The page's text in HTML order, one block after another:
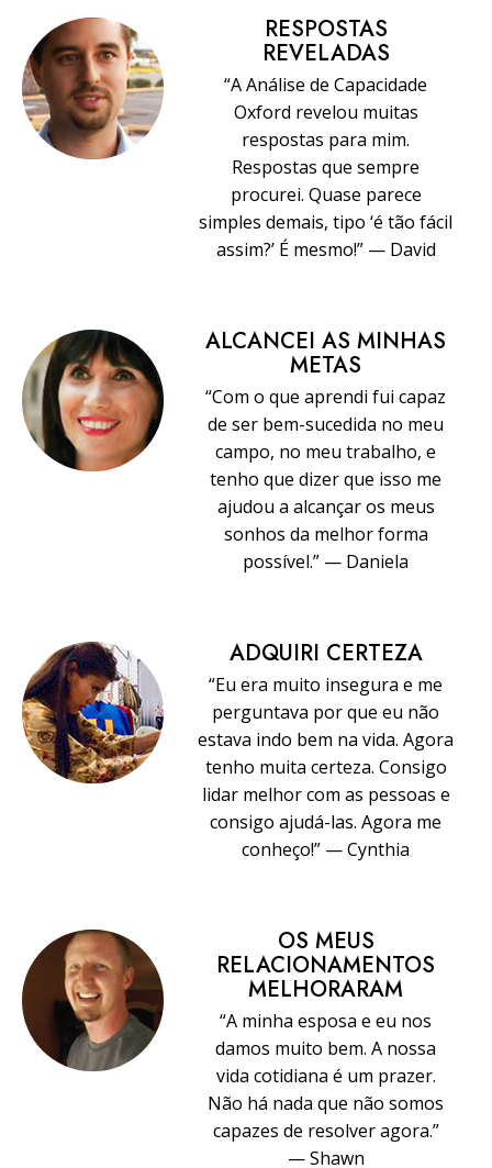
RESPOSTAS
REVELADAS
“A Análise de Capacidade
Oxford revelou muitas
respostas para mim.
Respostas que sempre
procurei. Quase parece
simples demais, tipo ‘é tão fácil
assim?’ É mesmo!” — David
ALCANCEI AS MINHAS
METAS
“Com o que aprendi fui capaz
de ser bem-sucedida no meu
campo, no meu trabalho, e
tenho que dizer que isso me
ajudou a alcançar os meus
sonhos da melhor forma
possível.” — Daniela
ADQUIRI CERTEZA
“Eu era muito insegura e me
perguntava por que eu não
estava indo bem na vida. Agora
tenho muita certeza. Consigo
lidar melhor com as pessoas e
consigo ajudá-las. Agora me
conheço!” — Cynthia
OS MEUS
RELACIONAMENTOS
MELHORARAM
“A minha esposa e eu nos
damos muito bem. A nossa
vida cotidiana é um prazer.
Não há nada que não somos
capazes de resolver agora.”
— Shawn